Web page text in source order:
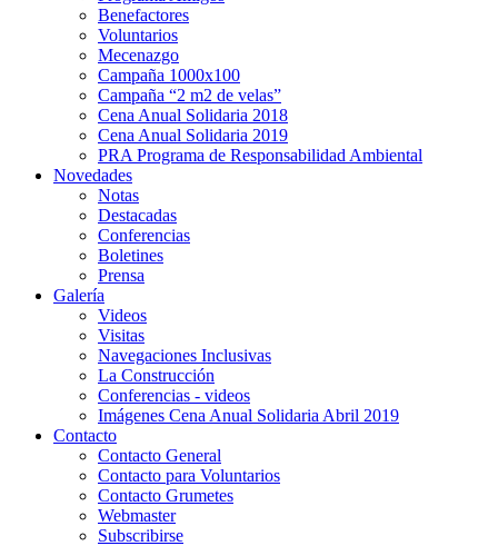
Benefactores
Voluntarios
Mecenazgo
Campaña 1000x100
Campaña “2 m2 de velas”
Cena Anual Solidaria 2018
Cena Anual Solidaria 2019
PRA Programa de Responsabilidad Ambiental
Novedades
Notas
Destacadas
Conferencias
Boletines
Prensa
Galería
Videos
Visitas
Navegaciones Inclusivas
La Construcción
Conferencias - videos
Imágenes Cena Anual Solidaria Abril 2019
Contacto
Contacto General
Contacto para Voluntarios
Contacto Grumetes
Webmaster
Subscribirse